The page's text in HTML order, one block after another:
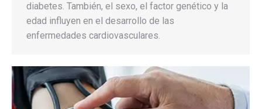
diabetes. También, el sexo, el factor genético y la
edad influyen en el desarrollo de las
enfermedades cardiovasculares.